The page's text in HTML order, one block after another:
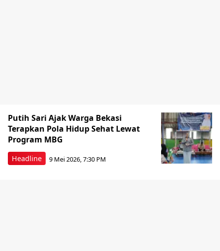
Headline
Putih Sari Ajak Warga Bekasi
Terapkan Pola Hidup Sehat Lewat
Program MBG
9 Mei 2026, 7:30 PM